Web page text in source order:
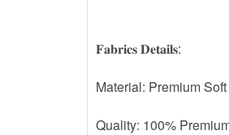
𝐅𝐚𝐛𝐫𝐢𝐜𝐬 𝐃𝐞𝐭𝐚𝐢𝐥𝐬:
Material: Premium
Quality: 100%